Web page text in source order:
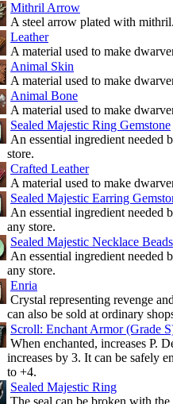
Mithril Arrow
A steel arrow plated with mithril.
Leather
A material used to make
Animal Skin
A material used to make
Animal Bone
A material used to make
Sealed Majestic Ring Gemstone
An essential ingredient needed
store.
Crafted Leather
A material used to make
Sealed Majestic Earring
An essential ingredient needed
any store.
Sealed Majestic Necklace Beads
An essential ingredient needed
any store.
Enria
Crystal representing revenge
can also be sold at ordinary
Scroll: Enchant Armor (Grade
When enchanted, increases P.
increases by 3. It can be safely
to +4.
Sealed Majestic Ring
The seal can be broken with